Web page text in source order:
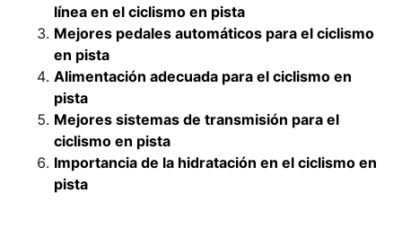
línea en el ciclismo en pista
Mejores pedales automáticos para el ciclismo
en pista
Alimentación adecuada para el ciclismo en
pista
Mejores sistemas de transmisión para el
ciclismo en pista
Importancia de la hidratación en el ciclismo en
pista